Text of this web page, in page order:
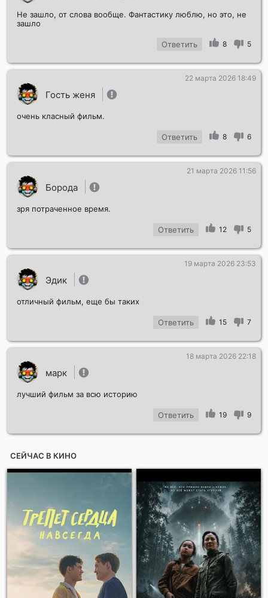
Не зашло, от слова вообще. Фантастику люблю, но это, не
зашло
Ответить 8 5
Гость женя
22 марта 2026 18:49
очень класный фильм.
Ответить 8 6
Борода
21 марта 2026 11:56
зря потраченное время.
Ответить 12 5
Эдик
19 марта 2026 23:53
отличный фильм, еще бы таких
Ответить 15 7
марк
18 марта 2026 22:18
лучший фильм за всю историю
Ответить 19 9
СЕЙЧАС В КИНО